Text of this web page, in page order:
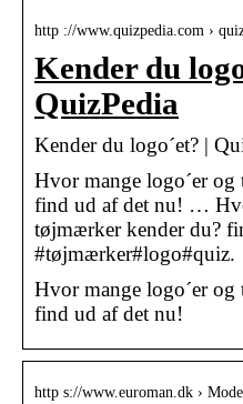
http ://www.quizpedia.com ›
Kender du
QuizPedia
Kender du logo´et? |
Hvor mange logo´er
find ud af det nu! …
tøjmærker kender du?
#tøjmærker#logo#quiz.
Hvor mange logo´er
find ud af det nu!
http s://www.euroman.dk › Mode